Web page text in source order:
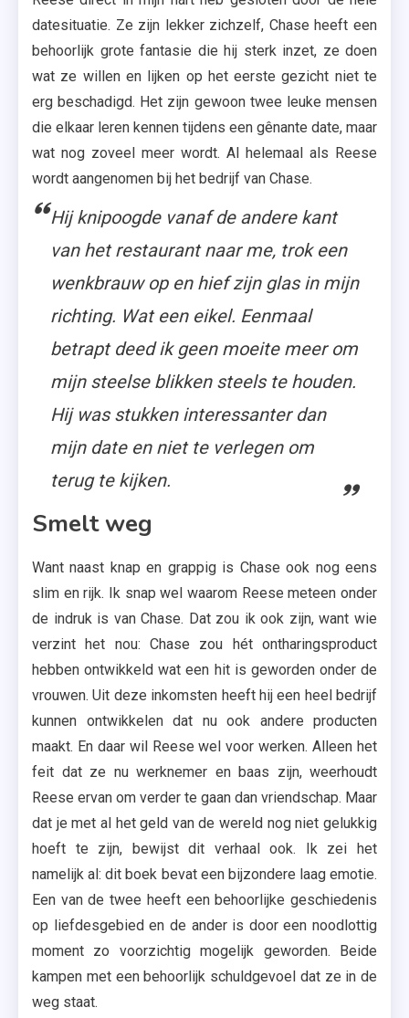
datesituatie. Ze zijn lekker zichzelf, Chase heeft een
behoorlijk grote fantasie die hij sterk inzet, ze doen
wat ze willen en lijken op het eerste gezicht niet te
erg beschadigd. Het zijn gewoon twee leuke mensen
die elkaar leren kennen tijdens een gênante date, maar
wat nog zoveel meer wordt. Al helemaal als Reese
wordt aangenomen bij het bedrijf van Chase.
Hij knipoogde vanaf de andere kant
van het restaurant naar me, trok een
wenkbrauw op en hief zijn glas in mijn
richting. Wat een eikel. Eenmaal
betrapt deed ik geen moeite meer om
mijn steelse blikken steels te houden.
Hij was stukken interessanter dan
mijn date en niet te verlegen om
terug te kijken.
Smelt weg
Want naast knap en grappig is Chase ook nog eens
slim en rijk. Ik snap wel waarom Reese meteen onder
de indruk is van Chase. Dat zou ik ook zijn, want wie
verzint het nou: Chase zou hét ontharingsproduct
hebben ontwikkeld wat een hit is geworden onder de
vrouwen. Uit deze inkomsten heeft hij een heel bedrijf
kunnen ontwikkelen dat nu ook andere producten
maakt. En daar wil Reese wel voor werken. Alleen het
feit dat ze nu werknemer en baas zijn, weerhoudt
Reese ervan om verder te gaan dan vriendschap. Maar
dat je met al het geld van de wereld nog niet gelukkig
hoeft te zijn, bewijst dit verhaal ook. Ik zei het
namelijk al: dit boek bevat een bijzondere laag emotie.
Een van de twee heeft een behoorlijke geschiedenis
op liefdesgebied en de ander is door een noodlottig
moment zo voorzichtig mogelijk geworden. Beide
kampen met een behoorlijk schuldgevoel dat ze in de
weg staat.